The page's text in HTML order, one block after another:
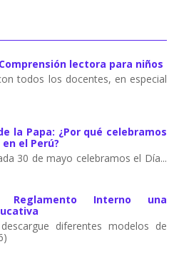
lectora para niños
todos los docentes, en especial
la Papa: ¿Por qué celebramos
el Perú?
30 de mayo celebramos el Día...
Reglamento Interno una
diferentes modelos de